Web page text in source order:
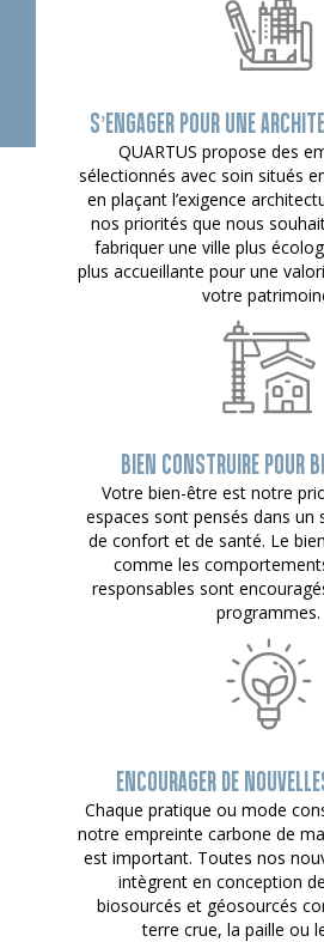
S’ENGAGER POUR UNE
QUARTUS propose des
sélectionnés avec soin situés
en plaçant l’exigence
nos priorités que nous
fabriquer une ville plus
plus accueillante pour une
votre
BIEN CONSTRUIRE POUR
Votre bien-être est notre
espaces sont pensés dans un
de confort et de santé. Le
comme les
responsables sont
programmes.
ENCOURAGER DE
Chaque pratique ou mode
notre empreinte carbone de
est important. Toutes nos
intègrent en conception
biosourcés et géosourcés
terre crue, la paille ou